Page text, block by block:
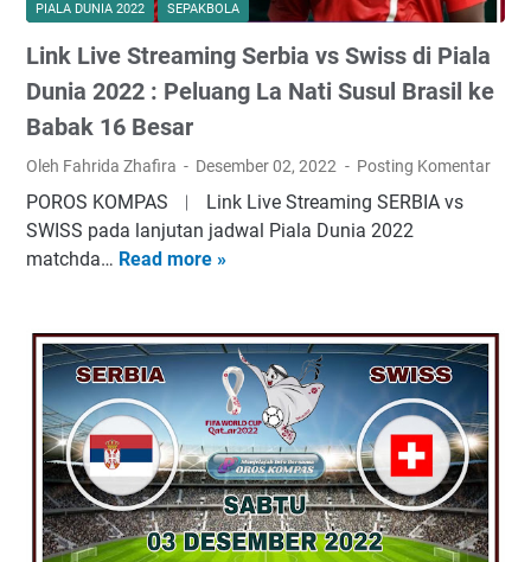
PIALA DUNIA 2022 SEPAKBOLA
Link Live Streaming Serbia vs Swiss di Piala
Dunia 2022 : Peluang La Nati Susul Brasil ke
Babak 16 Besar
Oleh Fahrida Zhafira Desember 02, 2022 Posting Komentar
POROS KOMPAS ︱ Link Live Streaming SERBIA vs
SWISS pada lanjutan jadwal Piala Dunia 2022
matchda… Read more »
k
L
i
v
e
S
t
r